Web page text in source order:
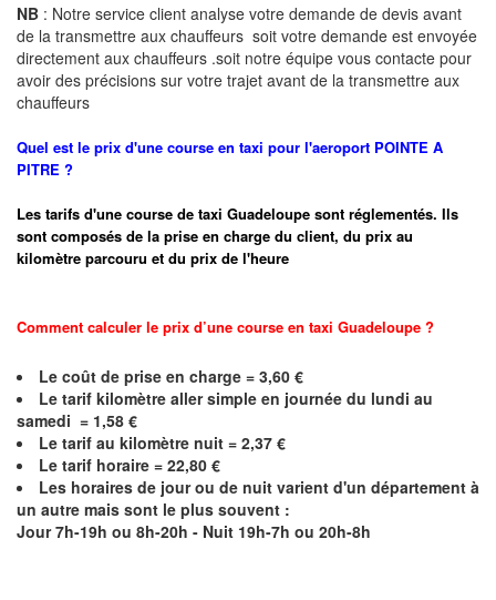
NB : Notre service client analyse votre demande de devis avant
de la transmettre aux chauffeurs soit votre demande est envoyée
directement aux chauffeurs .soit notre équipe vous contacte pour
avoir des précisions sur votre trajet avant de la transmettre aux
chauffeurs
Quel est le prix d'une course en taxi pour l'aeroport POINTE A
PITRE ?
Les tarifs d'une course de taxi Guadeloupe sont réglementés. Ils
sont composés de la prise en charge du client, du prix au
kilomètre parcouru et du prix de l'heure
Comment calculer le prix d’une course en taxi Guadeloupe ?
Le coût de prise en charge = 3,60 €
Le tarif kilomètre aller simple en journée du lundi au
samedi = 1,58 €
Le tarif au kilomètre nuit = 2,37 €
Le tarif horaire = 22,80 €
Les horaires de jour ou de nuit varient d'un département à
un autre mais sont le plus souvent :
Jour 7h-19h ou 8h-20h - Nuit 19h-7h ou 20h-8h